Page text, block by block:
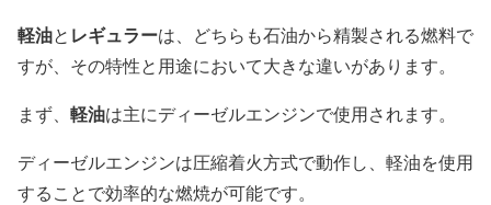
軽油と レギュラーは、どちらも石油から精製される燃料で
すが、その特性と用途において大きな違いがあります。
まず、 軽油は主にディーゼルエンジンで使用されます。
ディーゼルエンジンは圧縮着火方式で動作し、軽油を使用
することで効率的な燃焼が可能です。